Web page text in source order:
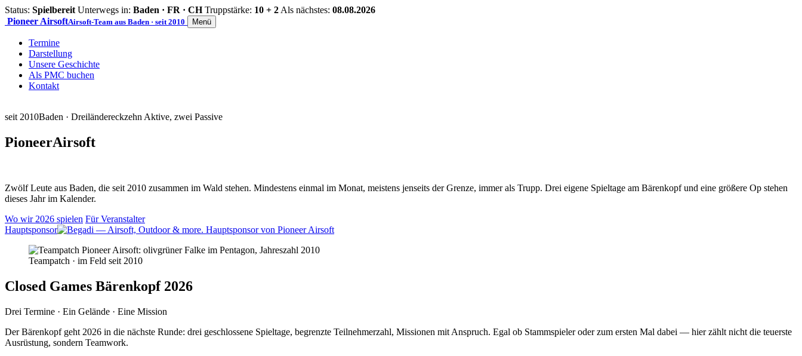
Status: Spielbereit Unterwegs in: Baden · FR · CH Truppstärke: 10 + 2 Als nächstes: 08.08.2026
Pioneer AirsoftAirsoft-Team aus Baden · seit 2010 Menü
Termine
Darstellung
Unsere Geschichte
Als PMC buchen
Kontakt
seit 2010Baden · Dreiländereckzehn Aktive, zwei Passive
PioneerAirsoft
Zwölf Leute aus Baden, die seit 2010 zusammen im Wald stehen. Mindestens einmal im Monat, meistens jenseits der Grenze, immer als Trupp. Drei eigene Spieltage am Bärenkopf und eine größere Op stehen
dieses Jahr im Kalender.
Wo wir 2026 spielen Für Veranstalter
Hauptsponsor
Teampatch · im Feld seit 2010
Closed Games Bärenkopf 2026
Drei Termine · Ein Gelände · Eine Mission
Der Bärenkopf geht 2026 in die nächste Runde: drei geschlossene Spieltage, begrenzte Teilnehmerzahl, Missionen mit Anspruch. Egal ob Stammspieler oder zum ersten Mal dabei — hier zählt nicht die teuerste
Ausrüstung, sondern Teamwork.